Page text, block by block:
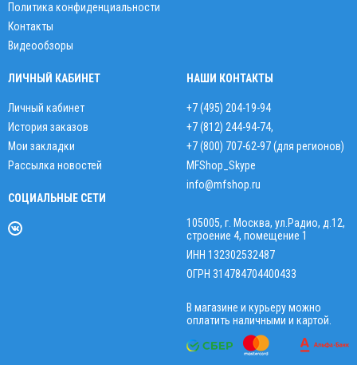
Политика конфиденциальности
Контакты
Видеообзоры
ЛИЧНЫЙ КАБИНЕТ
Личный кабинет
История заказов
Мои закладки
Рассылка новостей
СОЦИАЛЬНЫЕ СЕТИ
НАШИ КОНТАКТЫ
+7 (495) 204-19-94
+7 (812) 244-94-74,
+7 (800) 707-62-97 (для регионов)
MFShop_Skype
info@mfshop.ru
105005, г. Москва, ул.Радио, д.12,
строение 4, помещение 1
ИНН 132302532487
ОГРН 314784704400433
В магазине и курьеру можно
оплатить наличными и картой.